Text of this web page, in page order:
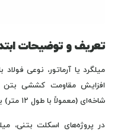
تعریف و توضیحات
میلگرد یا آرماتور، نوعی
افزایش مقاومت کششی بتن
شاخه‌ای (معمولاً با طول ۱۲ متر) یا کلافی به فروش می‌رسند.
در پروژه‌های اسکلت بتنی،